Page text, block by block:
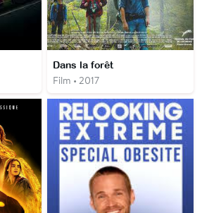
Dans la forêt
Film • 2017